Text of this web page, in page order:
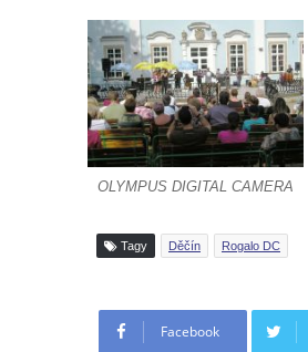
OLYMPUS DIGITAL CAMERA
Tagy Děčín Rogalo DC
Facebook